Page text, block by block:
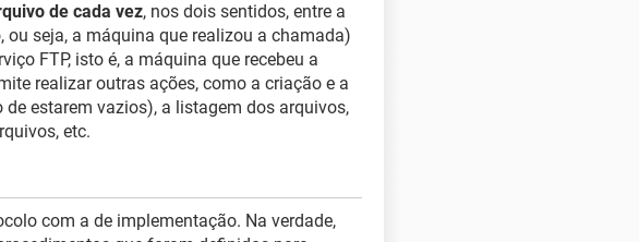
de cada vez, nos dois sentidos, entre a
seja, a máquina que realizou a chamada)
FTP, isto é, a máquina que recebeu a
realizar outras ações, como a criação e a
estarem vazios), a listagem dos arquivos,
etc.
com a de implementação. Na verdade,